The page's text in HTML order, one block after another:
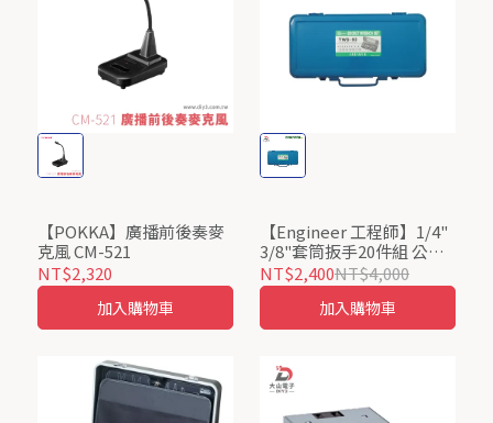
【POKKA】廣播前後奏麥
克風 CM-521
NT$2,320
加入購物車
【Engineer 工程師】1/4"
3/8"套筒扳手20件組 公制
TWS-03 日本製
NT$2,400NT$4,000
加入購物車